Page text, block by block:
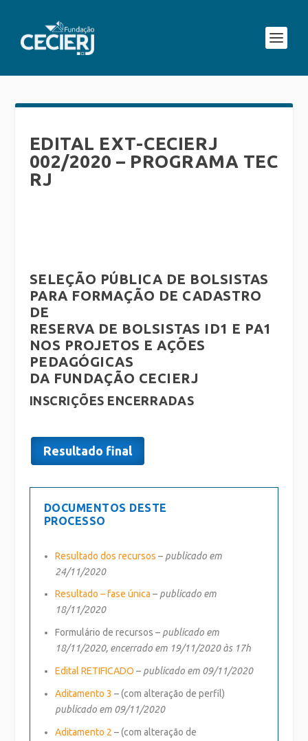
EDITAL EXT-CECIERJ
002/2020 – PROGRAMA TEC
RJ
SELEÇÃO PÚBLICA DE BOLSISTAS
PARA FORMAÇÃO DE CADASTRO
DE
RESERVA DE BOLSISTAS ID1 E PA1
NOS PROJETOS E AÇÕES
PEDAGÓGICAS
DA FUNDAÇÃO CECIERJ
INSCRIÇÕES ENCERRADAS
Resultado final
DOCUMENTOS DESTE
PROCESSO
Resultado dos recursos – publicado em
24/11/2020
Resultado – fase única – publicado em
18/11/2020
Formulário de recursos – publicado em
18/11/2020, encerrado em 19/11/2020 às 17h
Edital RETIFICADO – publicado em 09/11/2020
Aditamento 3 – (com alteração de perfil)
publicado em 09/11/2020
Aditamento 2 – (com alteração de